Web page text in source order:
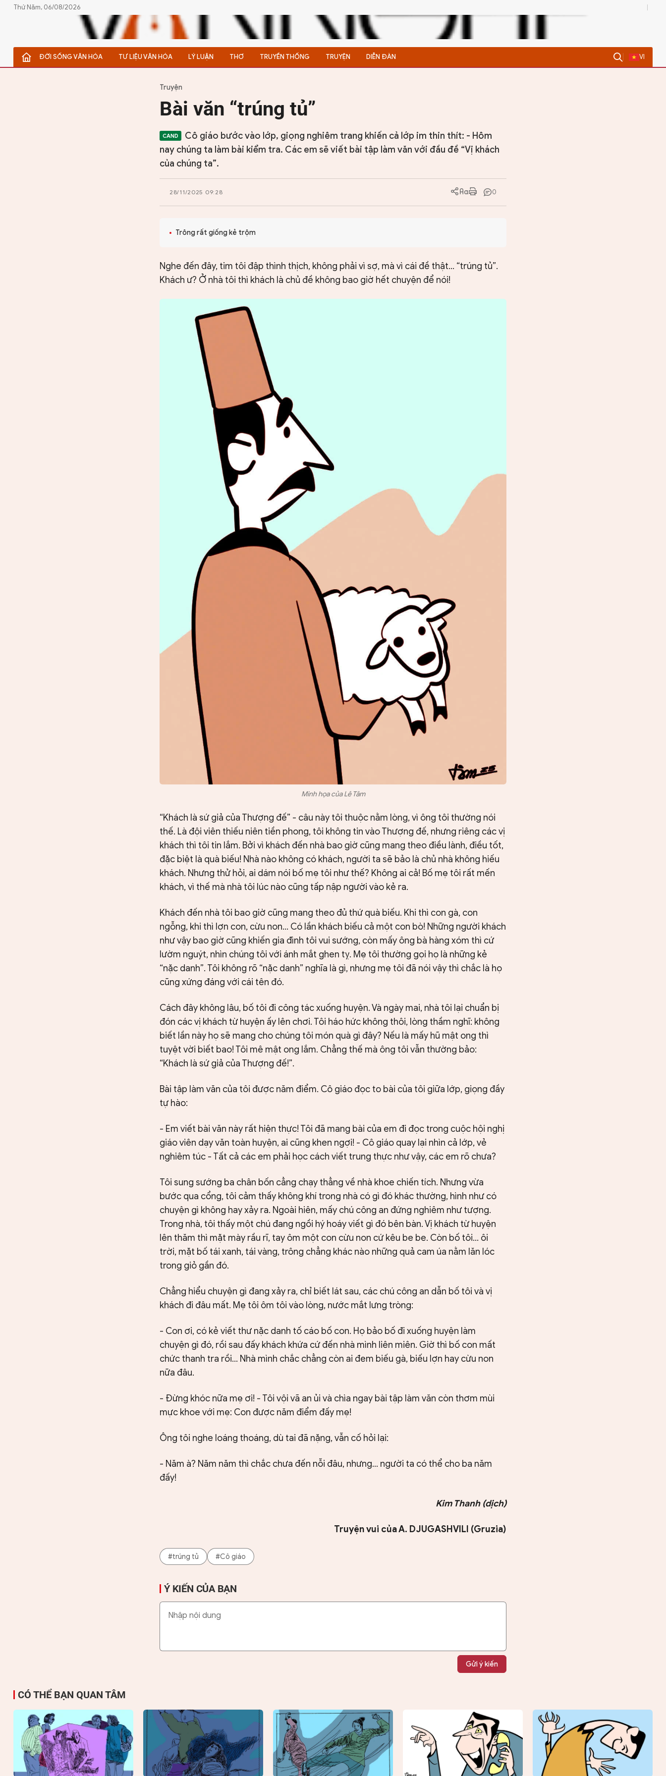
Thứ Năm, 06/08/2026
ĐỜI SỐNG VĂN HÓA TƯ LIỆU VĂN HÓA LÝ LUẬN THƠ TRUYỀN THỐNG TRUYỆN DIỄN ĐÀN VI
ĐỜI SỐNG VĂN HÓA
Truyện
Bài văn “trúng tủ”
Cô giáo bước vào lớp, giọng nghiêm trang khiến cả lớp im thin thít: - Hôm
nay chúng ta làm bài kiểm tra. Các em sẽ viết bài tập làm văn với đầu đề “Vị khách
của chúng ta”.
28/11/2025 09:28 0
Trông rất giống kẻ trộm
Nghe đến đây, tim tôi đập thình thịch, không phải vì sợ, mà vì cái đề thật... “trúng tủ”.
Khách ư? Ở nhà tôi thì khách là chủ đề không bao giờ hết chuyện để nói!
Minh họa của Lê Tâm
“Khách là sứ giả của Thượng đế” - câu này tôi thuộc nằm lòng, vì ông tôi thường nói
thế. Là đội viên thiếu niên tiền phong, tôi không tin vào Thượng đế, nhưng riêng các vị
khách thì tôi tin lắm. Bởi vì khách đến nhà bao giờ cũng mang theo điều lành, điều tốt,
đặc biệt là quà biếu! Nhà nào không có khách, người ta sẽ bảo là chủ nhà không hiếu
khách. Nhưng thử hỏi, ai dám nói bố mẹ tôi như thế? Không ai cả! Bố mẹ tôi rất mến
khách, vì thế mà nhà tôi lúc nào cũng tấp nập người vào kẻ ra.
Khách đến nhà tôi bao giờ cũng mang theo đủ thứ quà biếu. Khi thì con gà, con
ngỗng, khi thì lợn con, cừu non… Có lần khách biếu cả một con bò! Những người khách
như vậy bao giờ cũng khiến gia đình tôi vui sướng, còn mấy ông bà hàng xóm thì cứ
lườm nguýt, nhìn chúng tôi với ánh mắt ghen tỵ. Mẹ tôi thường gọi họ là những kẻ
“nặc danh”. Tôi không rõ “nặc danh” nghĩa là gì, nhưng mẹ tôi đã nói vậy thì chắc là họ
cũng xứng đáng với cái tên đó.
Cách đây không lâu, bố tôi đi công tác xuống huyện. Và ngày mai, nhà tôi lại chuẩn bị
đón các vị khách từ huyện ấy lên chơi. Tôi háo hức không thôi, lòng thầm nghĩ: không
biết lần này họ sẽ mang cho chúng tôi món quà gì đây? Nếu là mấy hũ mật ong thì
tuyệt vời biết bao! Tôi mê mật ong lắm. Chẳng thế mà ông tôi vẫn thường bảo:
“Khách là sứ giả của Thượng đế!”.
Bài tập làm văn của tôi được năm điểm. Cô giáo đọc to bài của tôi giữa lớp, giọng đầy
tự hào:
- Em viết bài văn này rất hiện thực! Tôi đã mang bài của em đi đọc trong cuộc hội nghị
giáo viên dạy văn toàn huyện, ai cũng khen ngợi! - Cô giáo quay lại nhìn cả lớp, vẻ
nghiêm túc - Tất cả các em phải học cách viết trung thực như vậy, các em rõ chưa?
Tôi sung sướng ba chân bốn cẳng chạy thẳng về nhà khoe chiến tích. Nhưng vừa
bước qua cổng, tôi cảm thấy không khí trong nhà có gì đó khác thường, hình như có
chuyện gì không hay xảy ra. Ngoài hiên, mấy chú công an đứng nghiêm như tượng.
Trong nhà, tôi thấy một chú đang ngồi hý hoáy viết gì đó bên bàn. Vị khách từ huyện
lên thăm thì mặt mày rầu rĩ, tay ôm một con cừu non cứ kêu be be. Còn bố tôi... ôi
trời, mặt bố tái xanh, tái vàng, trông chẳng khác nào những quả cam úa nằm lăn lóc
trong giỏ gần đó.
Chẳng hiểu chuyện gì đang xảy ra, chỉ biết lát sau, các chú công an dẫn bố tôi và vị
khách đi đâu mất. Mẹ tôi ôm tôi vào lòng, nước mắt lưng tròng:
- Con ơi, có kẻ viết thư nặc danh tố cáo bố con. Họ bảo bố đi xuống huyện làm
chuyện gì đó, rồi sau đấy khách khứa cứ đến nhà mình liên miên. Giờ thì bố con mất
chức thanh tra rồi... Nhà mình chắc chẳng còn ai đem biếu gà, biếu lợn hay cừu non
nữa đâu.
- Đừng khóc nữa mẹ ơi! - Tôi vội vã an ủi và chìa ngay bài tập làm văn còn thơm mùi
mực khoe với mẹ: Con được năm điểm đấy mẹ!
Ông tôi nghe loáng thoáng, dù tai đã nặng, vẫn cố hỏi lại:
- Năm à? Năm năm thì chắc chưa đến nỗi đâu, nhưng... người ta có thể cho ba năm
đấy!
Kim Thanh (dịch)
Truyện vui của A. DJUGASHVILI (Gruzia)
#trúng tủ #Cô giáo
Ý KIẾN CỦA BẠN
Gửi ý kiến
CÓ THỂ BẠN QUAN TÂM